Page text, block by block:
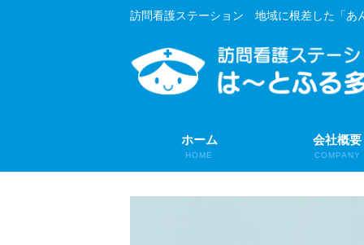
訪問看護ステーション 地域に根差した「あ
ホーム
HOME
会社概要
COMPANY